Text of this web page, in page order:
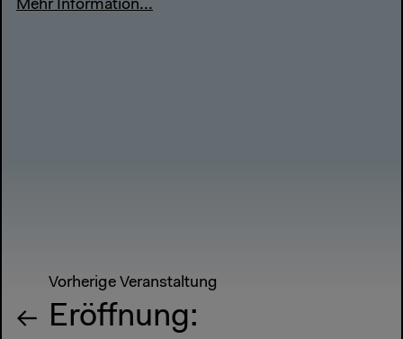
Mehr Information...
Vorherige Veranstaltung
Eröffnung: